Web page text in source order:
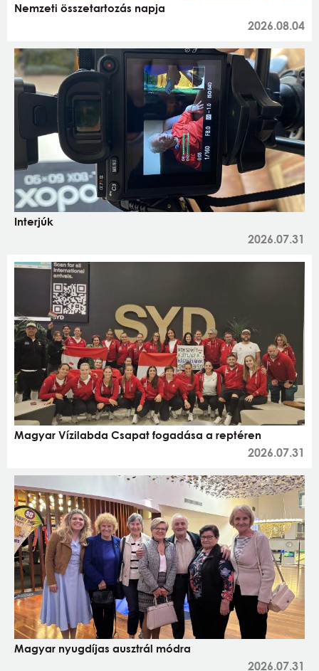
Nemzeti összetartozás napja
2026.08.04
Interjúk
2026.07.31
Magyar Vízilabda Csapat fogadása a reptéren
2026.07.31
Magyar nyugdíjas ausztrál módra
2026.07.31